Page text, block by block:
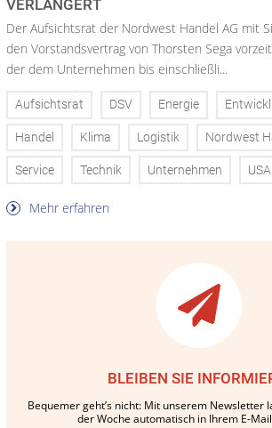
VERLÄNGERT
Der Aufsichtsrat der Nordwest Handel AG mit
den Vorstandsvertrag von Thorsten Sega
der dem Unternehmen bis einschließli...
Aufsichtsrat DSV Energie
Handel Klima Logistik Nordwest
Service Technik Unternehmen USA
Mehr erfahren
BLEIBEN SIE
Bequemer geht’s nicht: Mit unserem Newsletter
der Woche automatisch in Ihrem E-